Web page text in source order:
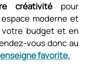
créativité pour
moderne et
budget et en
vous donc au
favorite.